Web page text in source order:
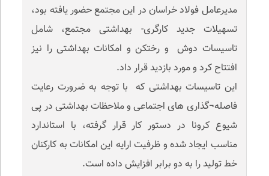
مدیرعامل فولاد خراسان در این مجتمع حضور یافته بود،
تسهیلات جدید کارگری- بهداشتی مجتمع، شامل
تاسیسات دوش و رختکن و امکانات بهداشتی را نیز
افتتاح کرد و مورد بازدید قرار داد.
این تاسیسات بهداشتی که با توجه به ضرورت رعایت
فاصله¬گذاری های اجتماعی و ملاحظات بهداشتی در پی
شیوع کرونا در دستور کار قرار گرفته، با استاندارد
مناسب ایجاد شده و ظرفیت ارایه این امکانات به کارکنان
خط تولید را به دو برابر افزایش داده است.